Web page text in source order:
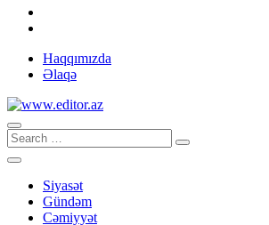
Haqqımızda
Əlaqə
Siyasət
Gündəm
Cəmiyyət